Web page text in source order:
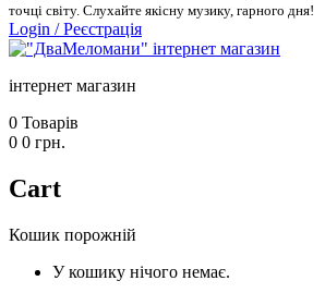
точці світу. Слухайте якісну музику, гарного дня!
Login /Реєстрація
інтернет магазин
0 Товарів
0 0 грн.
Cart
Кошик порожній
У кошику нічого немає.